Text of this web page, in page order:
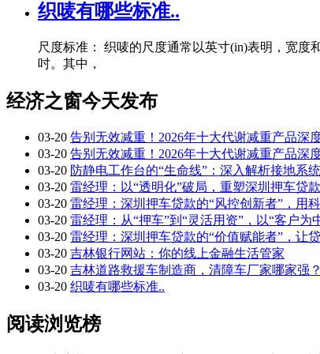
织唛有哪些标准..
尺度标准： 织唛的尺度通常以英寸(in)表明，宽度
吋。其中，
经济之窗今天发布
03-20 告别无效减重！2026年十大代谢减重产品深
03-20 告别无效减重！2026年十大代谢减重产品深
03-20 防静电工作台的“生命线”：深入解析接地系
03-20 雷经理：以“透明化”破局，重塑深圳押车贷
03-20 雷经理：深圳押车贷款的“风控创新者”，用
03-20 雷经理：从“押车”到“灵活用资”，以“客户为
03-20 雷经理：深圳押车贷款的“价值赋能者”，让
03-20 吉林银行网站：你的线上金融生活管家
03-20 吉林道路救援车制造商，清障车厂家哪家强？
03-20 织唛有哪些标准..
阅读浏览榜